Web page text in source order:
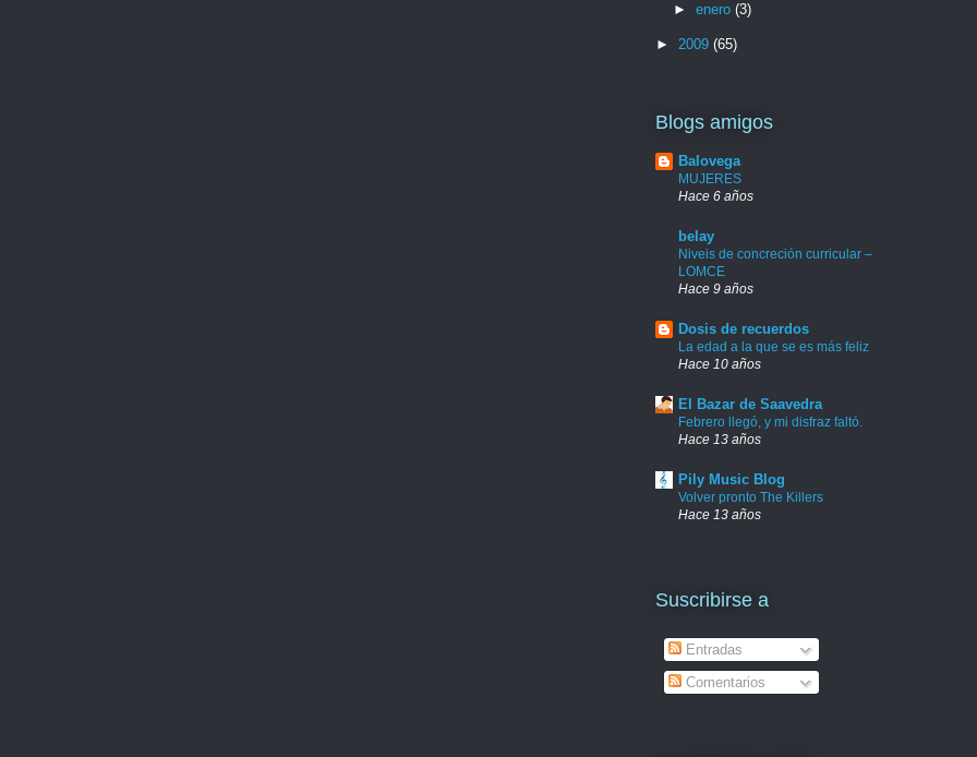
► enero (3)
► 2009 (65)
Blogs amigos
Balovega
MUJERES
Hace 6 años
belay
Niveis de concreción curricular –
LOMCE
Hace 9 años
Dosis de recuerdos
La edad a la que se es más feliz
Hace 10 años
El Bazar de Saavedra
Febrero llegó, y mi disfraz faltó.
Hace 13 años
Pily Music Blog
Volver pronto The Killers
Hace 13 años
Suscribirse a
Entradas
Comentarios